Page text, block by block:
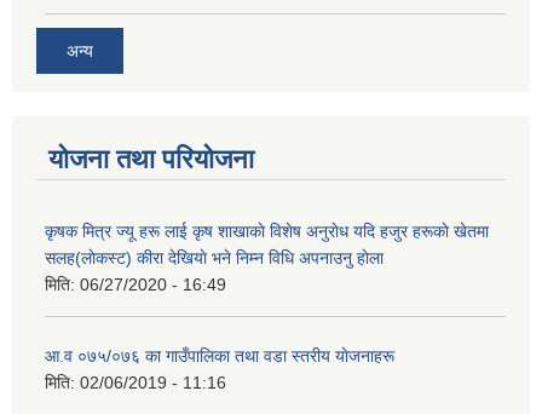
अन्य
योजना तथा परियोजना
कृषक मित्र ज्यू हरू लाई कृष शाखाकाे विशेष अनुराेध यदि हजुर हरूकाे खेतमा
सलह(लाेकस्ट) कीरा देखियाे भने निम्न विधि अपनाउनु हाेला
मिति: 06/27/2020 - 16:49
आ‍.व ०७५/०७६ का गाउँपालिका तथा वडा स्तरीय याेजनाहरू
मिति: 02/06/2019 - 11:16